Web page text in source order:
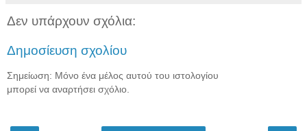
Δεν υπάρχουν σχόλια:
Δημοσίευση σχολίου
Σημείωση: Μόνο ένα μέλος αυτού του ιστολογίου
μπορεί να αναρτήσει σχόλιο.